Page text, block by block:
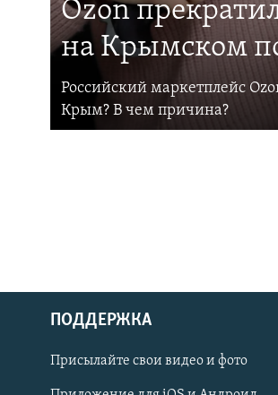
Українською
Qırımtatar
Ozon
на Крымском
Российский маркетплейс
Крым? В чем причина?
ПОДДЕРЖКА
Присылайте свои видео и фото